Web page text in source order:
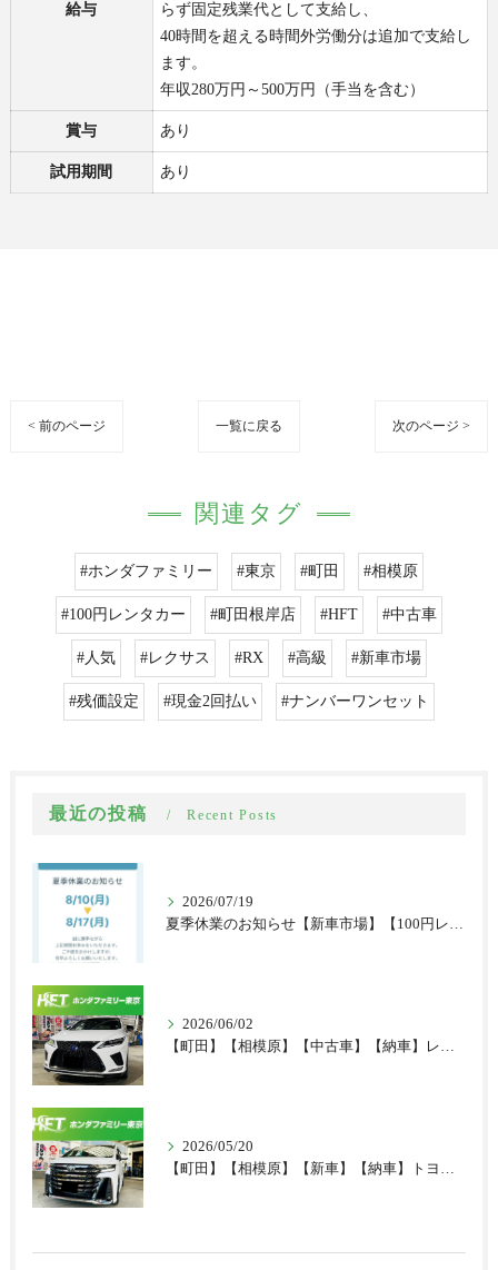
給与
らず固定残業代として支給し、
40時間を超える時間外労働分は追加で支給し
ます。
年収280万円～500万円（手当を含む）
賞与 あり
試用期間 あり
< 前のページ 一覧に戻る 次のページ >
関連タグ
#ホンダファミリー #東京 #町田 #相模原
#100円レンタカー #町田根岸店 #HFT #中古車
#人気 #レクサス #RX #高級 #新車市場
#残価設定 #現金2回払い #ナンバーワンセット
最近の投稿 Recent Posts
2026/07/19
夏季休業のお知らせ【新車市場】【100円レンタカー町田根岸店】
2026/06/02
【町田】【相模原】【中古車】【納車】レクサス RX 中古車納車レポート！
2026/05/20
【町田】【相模原】【新車】【納車】トヨタ ヴェルファイア 新車納車レポート！